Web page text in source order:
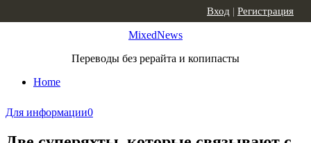
MixedNews
Переводы без рерайта и копипасты
Home
Вход | Регистрация
Для информации0